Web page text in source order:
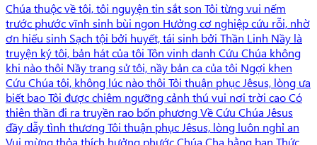
Chúa thuộc về tôi, tôi nguyện tin sắt son Tôi từng vui nếm
trước phước vĩnh sinh bùi ngon Hưởng cơ nghiệp cứu rỗi, nhờ
ơn hiếu sinh Sạch tội bởi huyết, tái sinh bởi Thần Linh Nầy là
truyện ký tôi, bản hát của tôi Tôn vinh danh Cứu Chúa không
khi nào thôi Nầy trang sử tôi, nầy bản ca của tôi Ngợi khen
Cứu Chúa tôi, không lúc nào thôi Tôi thuận phục Jêsus, lòng ưa
biết bao Tôi được chiêm ngưỡng cảnh thú vui nơi trời cao Có
thiên thần đi ra truyền rao bốn phương Về Cứu Chúa Jêsus
đầy dẫy tình thương Tôi thuận phục Jêsus, lòng luôn nghỉ an
Vui mừng thỏa thích hưởng phước Chúa Cha hằng ban Thức